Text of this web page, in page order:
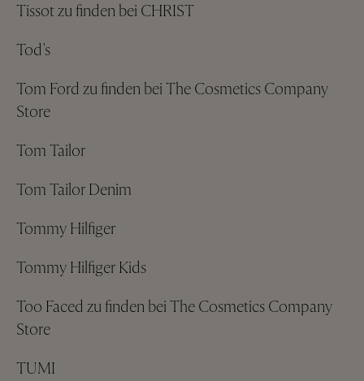
Tissot zu finden bei CHRIST
Tod's
Tom Ford zu finden bei The Cosmetics Company
Store
Tom Tailor
Tom Tailor Denim
Tommy Hilfiger
Tommy Hilfiger Kids
Too Faced zu finden bei The Cosmetics Company
Store
TUMI